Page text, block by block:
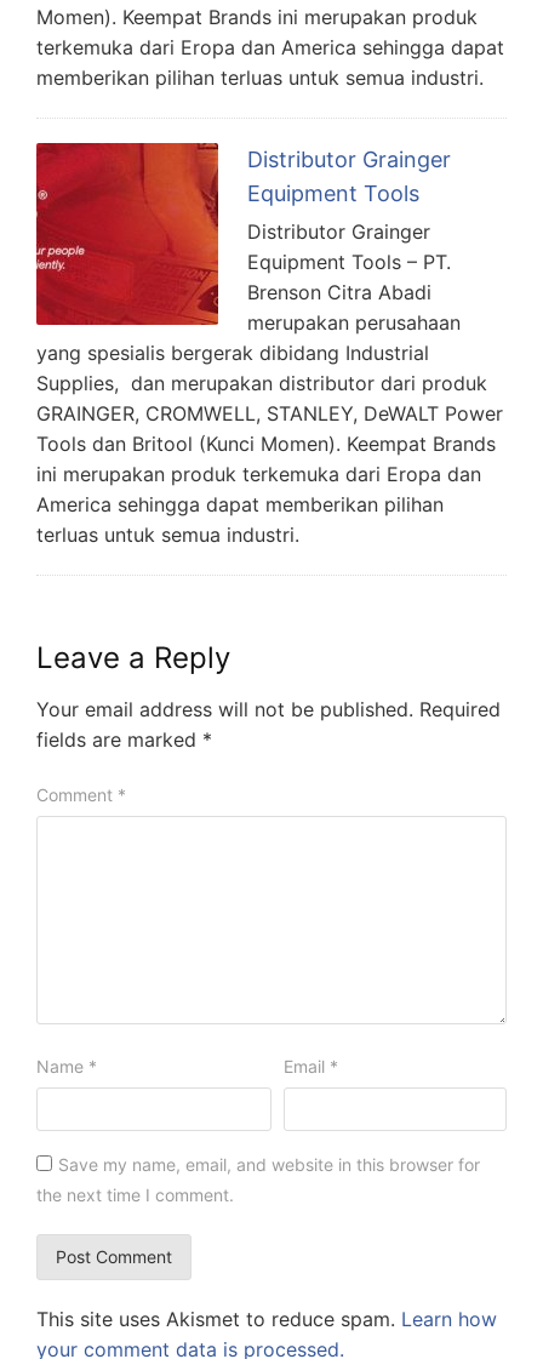
Momen). Keempat Brands ini merupakan produk
terkemuka dari Eropa dan America sehingga dapat
memberikan pilihan terluas untuk semua industri.
Distributor Grainger
Equipment Tools
Distributor Grainger
Equipment Tools – PT.
Brenson Citra Abadi
merupakan perusahaan
yang spesialis bergerak dibidang Industrial
Supplies, dan merupakan distributor dari produk
GRAINGER, CROMWELL, STANLEY, DeWALT Power
Tools dan Britool (Kunci Momen). Keempat Brands
ini merupakan produk terkemuka dari Eropa dan
America sehingga dapat memberikan pilihan
terluas untuk semua industri.
Leave a Reply
Your email address will not be published. Required
fields are marked *
Comment *
Name * Email *
Save my name, email, and website in this browser for
the next time I comment.
This site uses Akismet to reduce spam. Learn how
your comment data is processed.